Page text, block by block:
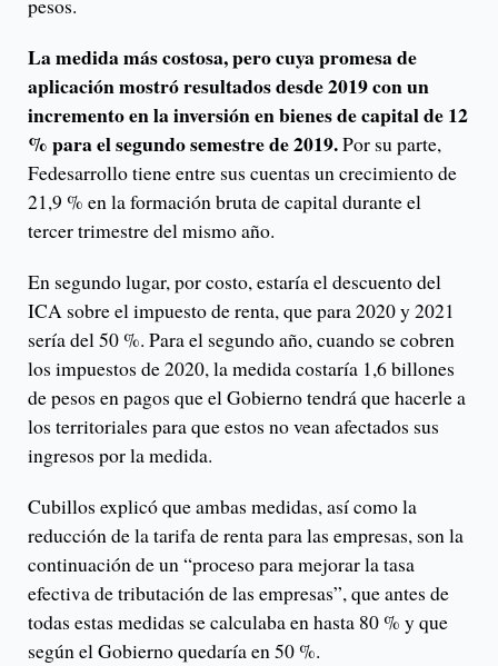
pesos.
La medida más costosa, pero cuya promesa de
aplicación mostró resultados desde 2019 con un
incremento en la inversión en bienes de capital de 12
% para el segundo semestre de 2019.Por su parte,
Fedesarrollo tiene entre sus cuentas un crecimiento de
21,9 % en la formación bruta de capital durante el
tercer trimestre del mismo año.
En segundo lugar, por costo, estaría el descuento del
ICA sobre el impuesto de renta, que para 2020 y 2021
sería del 50 %. Para el segundo año, cuando se cobren
los impuestos de 2020, la medida costaría 1,6 billones
de pesos en pagos que el Gobierno tendrá que hacerle a
los territoriales para que estos no vean afectados sus
ingresos por la medida.
Cubillos explicó que ambas medidas, así como la
reducción de la tarifa de renta para las empresas, son la
continuación de un “proceso para mejorar la tasa
efectiva de tributación de las empresas”, que antes de
todas estas medidas se calculaba en hasta 80 % y que
según el Gobierno quedaría en 50 %.